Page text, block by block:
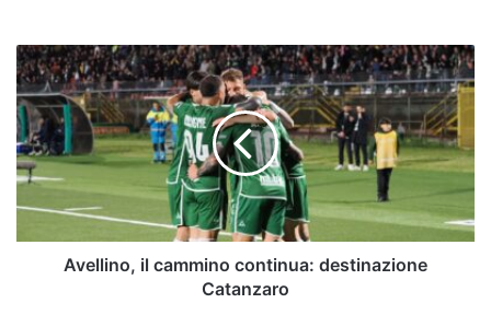
Avellino,
il
cammino
continua:
destinazione
Catanzaro
Avellino, il cammino continua: destinazione
Catanzaro